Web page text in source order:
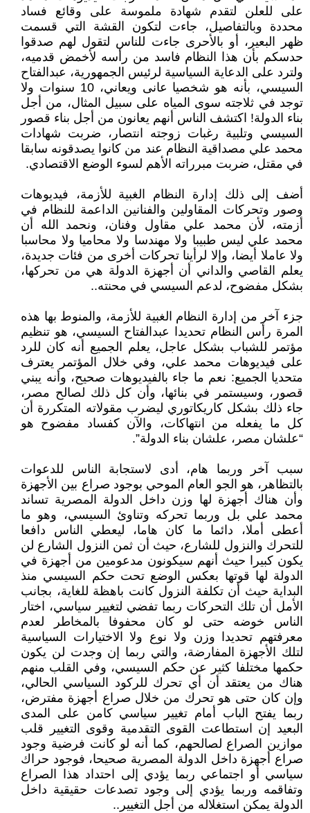
على للعلن لتقدم شهادة ملموسة على وقائع فساد
محددة وبالتفاصيل، جاءت لتكون القشة التي قسمت
ظهر البعير، أو بالأحرى جاءت للناس لتقول لهم صدقوا
حدسكم بأن هذا النظام فاسد من رأسه لأخمض قدميه،
ولترد على الدعاية السياسية لرئيس الجمهورية، عبدالفتاح
السيسي، بأنه هو شخصيا عانى ويعاني، 10 سنوات ولا
توجد في ثلاجته سوى المياه على سبيل المثال، من أجل
بناء الدولة! اكتشف الناس أنهم يعانون من أجل بناء قصور
السيسي وتلبية رغبات زوجته انتصار، ضربت شهادات
محمد علي مصداقية النظام عند من كانوا يصدقونه سابقا
في مقتل، ضربت مبرراته الأهم لسوء الوضع الاقتصادي.
أضف إلى ذلك إدارة النظام الغبية للأزمة، فيديوهات
وصور وتحركات المقاولين والفنانين الداعمة للنظام في
أزمته، لأن محمد علي مقاول وفنان، ونحمد الله أن
محمد علي ليس طبيبا ولا مهندسا ولا محاميا ولا محاسبا
ولا عاملا أيضا، وإلا لرأينا تحركات أخرى من فئات جديدة،
يعلم القاصي والداني أن أجهزة الدولة هي من تحركها،
بشكل مفضوح، لدعم السيسي في محنته..
جزء آخر من إدارة النظام الغبية للأزمة، والمنوط بها هذه
المرة رأس النظام تحديدا عبدالفتاح السيسي، هو تنظيم
مؤتمر للشباب بشكل عاجل، يعلم الجميع أنه كان للرد
على فيديوهات محمد علي، وفي خلال المؤتمر يعترف
متحديا الجميع: نعم ما جاء بالفيديوهات صحيح، وأنه يبني
قصور، وسيستمر في بنائها، وأن كل ذلك لصالح مصر،
جاء ذلك بشكل كاريكاتوري ليضرب مقولاته المتكررة أن
كل ما يفعله من انتهاكات، والآن كفساد مفضوح هو
“علشان مصر، علشان بناء الدولة”.
سبب آخر وربما هام، أدى لاستجابة الناس للدعوات
بالتظاهر، هو الجو العام الموحي بوجود صراع بين الأجهزة
وأن هناك أجهزة لها وزن داخل الدولة المصرية تساند
محمد علي بل وربما تحركه وتناوئ السيسي، وهو ما
أعطى أملا، دائما ما كان هاما، ليعطي الناس دافعا
للتحرك والنزول للشارع، حيث أن ثمن النزول الشارع لن
يكون كبيرا حيث أنهم سيكونون مدعومين من أجهزة في
الدولة لها قوتها بعكس الوضع تحت حكم السيسي منذ
البداية حيث أن تكلفة النزول كانت باهظة للغاية، بجانب
الأمل أن تلك التحركات ربما تفضي لتغيير سياسي، اختار
الناس خوضه حتى لو كان محفوفا بالمخاطر لعدم
معرفتهم تحديدا وزن ولا نوع ولا الاختيارات السياسية
لتلك الأجهزة المفارضة، والتي ربما إن وجدت لن يكون
حكمها مختلفا كثير عن حكم السيسي، وفي القلب منهم
هناك من يعتقد أن أي تحرك للركود السياسي الحالي،
وإن كان حتى هو تحرك من خلال صراع أجهزة مفترض،
ربما يفتح الباب أمام تغيير سياسي كامن على المدى
البعيد إن استطاعت القوى التقدمية وقوى التغيير قلب
موازين الصراع لصالحهم، كما أنه لو كانت فرضية وجود
صراع أجهزة داخل الدولة المصرية صحيحا، فوجود حراك
سياسي أو اجتماعي ربما يؤدي إلى احتداد هذا الصراع
وتفاقمه وربما يؤدي إلى وجود تصدعات حقيقية داخل
الدولة يمكن استغلاله من أجل التغيير..